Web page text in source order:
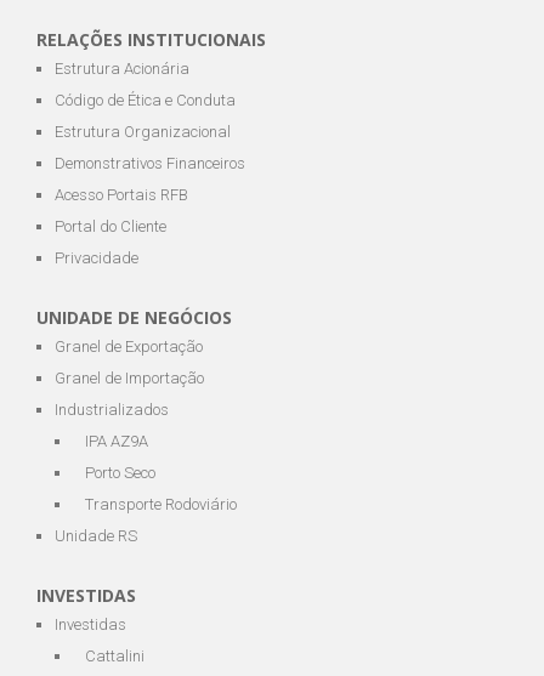
RELAÇÕES INSTITUCIONAIS
Estrutura Acionária
Código de Ética e Conduta
Estrutura Organizacional
Demonstrativos Financeiros
Acesso Portais RFB
Portal do Cliente
Privacidade
UNIDADE DE NEGÓCIOS
Granel de Exportação
Granel de Importação
Industrializados
IPA AZ9A
Porto Seco
Transporte Rodoviário
Unidade RS
INVESTIDAS
Investidas
Cattalini